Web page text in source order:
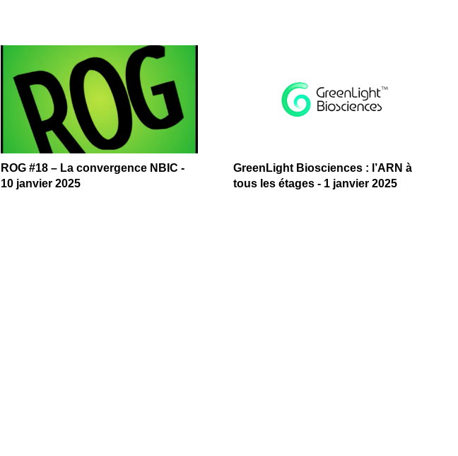
ROG #18 – La convergence NBIC -
10 janvier 2025
GreenLight Biosciences : l’ARN à
tous les étages - 1 janvier 2025